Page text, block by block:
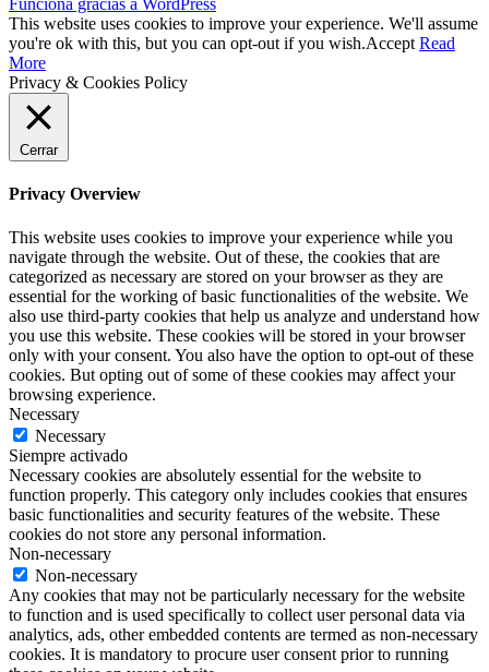
Funciona gracias a WordPress
This website uses cookies to improve your experience. We'll assume
you're ok with this, but you can opt-out if you wish.Accept Read
More
Privacy & Cookies Policy
Cerrar
Privacy Overview
This website uses cookies to improve your experience while you
navigate through the website. Out of these, the cookies that are
categorized as necessary are stored on your browser as they are
essential for the working of basic functionalities of the website. We
also use third-party cookies that help us analyze and understand how
you use this website. These cookies will be stored in your browser
only with your consent. You also have the option to opt-out of these
cookies. But opting out of some of these cookies may affect your
browsing experience.
Necessary
Necessary
Siempre activado
Necessary cookies are absolutely essential for the website to
function properly. This category only includes cookies that ensures
basic functionalities and security features of the website. These
cookies do not store any personal information.
Non-necessary
Non-necessary
Any cookies that may not be particularly necessary for the website
to function and is used specifically to collect user personal data via
analytics, ads, other embedded contents are termed as non-necessary
cookies. It is mandatory to procure user consent prior to running